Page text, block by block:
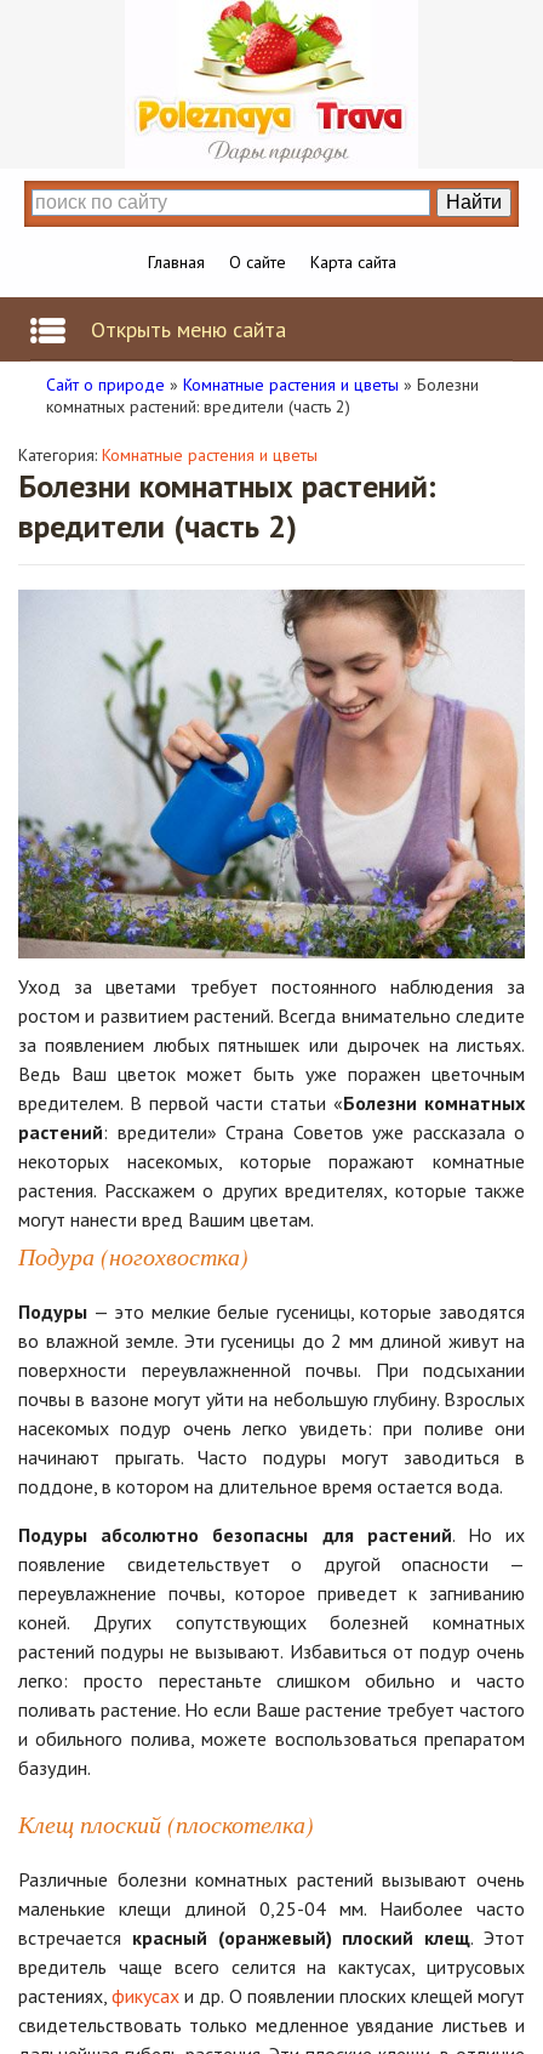
Главная О сайте Карта сайта
Открыть меню сайта
Сайт о природе » Комнатные растения и цветы » Болезни
комнатных растений: вредители (часть 2)
Категория: Комнатные растения и цветы
Болезни комнатных растений:
вредители (часть 2)
Уход за цветами требует постоянного наблюдения за
ростом и развитием растений. Всегда внимательно следите
за появлением любых пятнышек или дырочек на листьях.
Ведь Ваш цветок может быть уже поражен цветочным
вредителем. В первой части статьи «Болезни комнатных
растений: вредители» Страна Советов уже рассказала о
некоторых насекомых, которые поражают комнатные
растения. Расскажем о других вредителях, которые также
могут нанести вред Вашим цветам.
Подура (ногохвостка)
Подуры — это мелкие белые гусеницы, которые заводятся
во влажной земле. Эти гусеницы до 2 мм длиной живут на
поверхности переувлажненной почвы. При подсыхании
почвы в вазоне могут уйти на небольшую глубину. Взрослых
насекомых подур очень легко увидеть: при поливе они
начинают прыгать. Часто подуры могут заводиться в
поддоне, в котором на длительное время остается вода.
Подуры абсолютно безопасны для растений. Но их
появление свидетельствует о другой опасности —
переувлажнение почвы, которое приведет к загниванию
коней. Других сопутствующих болезней комнатных
растений подуры не вызывают. Избавиться от подур очень
легко: просто перестаньте слишком обильно и часто
поливать растение. Но если Ваше растение требует частого
и обильного полива, можете воспользоваться препаратом
базудин.
Клещ плоский (плоскотелка)
Различные болезни комнатных растений вызывают очень
маленькие клещи длиной 0,25-04 мм. Наиболее часто
встречается красный (оранжевый) плоский клещ. Этот
вредитель чаще всего селится на кактусах, цитрусовых
растениях,фикусах и др. О появлении плоских клещей могут
свидетельствовать только медленное увядание листьев и